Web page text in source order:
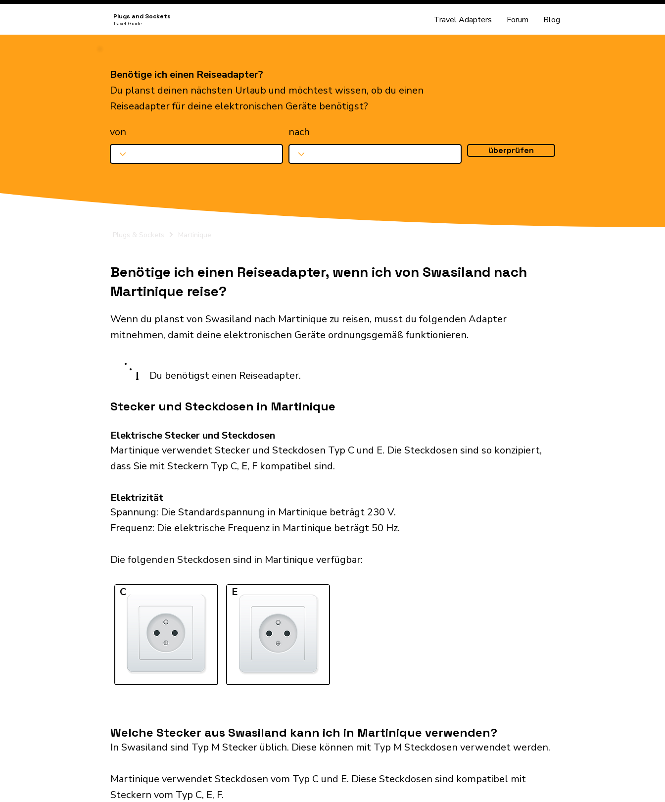
Plugs and Sockets
Travel Guide Travel Adapters Forum Blog
Benötige ich einen Reiseadapter?
Du planst deinen nächsten Urlaub und möchtest wissen, ob du einen
Reiseadapter für deine elektronischen Geräte benötigst?
von
nach
überprüfen
Plugs & Sockets Martinique
Benötige ich einen Reiseadapter, wenn ich von Swasiland nach
Martinique reise?
Wenn du planst von Swasiland nach Martinique zu reisen, musst du folgenden Adapter
mitnehmen, damit deine elektronischen Geräte ordnungsgemäß funktionieren.
! Du benötigst einen Reiseadapter.
Stecker und Steckdosen in Martinique
Elektrische Stecker und Steckdosen
Martinique verwendet Stecker und Steckdosen Typ C und E. Die Steckdosen sind so konzipiert,
dass Sie mit Steckern Typ C, E, F kompatibel sind.
Elektrizität
Spannung: Die Standardspannung in Martinique beträgt 230 V.
Frequenz: Die elektrische Frequenz in Martinique beträgt 50 Hz.
Die folgenden Steckdosen sind in Martinique verfügbar:​
C E
Welche Stecker aus Swasiland kann ich in Martinique verwenden?
In Swasiland sind Typ M Stecker üblich. Diese können mit Typ M Steckdosen verwendet werden.
Martinique verwendet Steckdosen vom Typ C und E. Diese Steckdosen sind kompatibel mit
Steckern vom Typ C, E, F.